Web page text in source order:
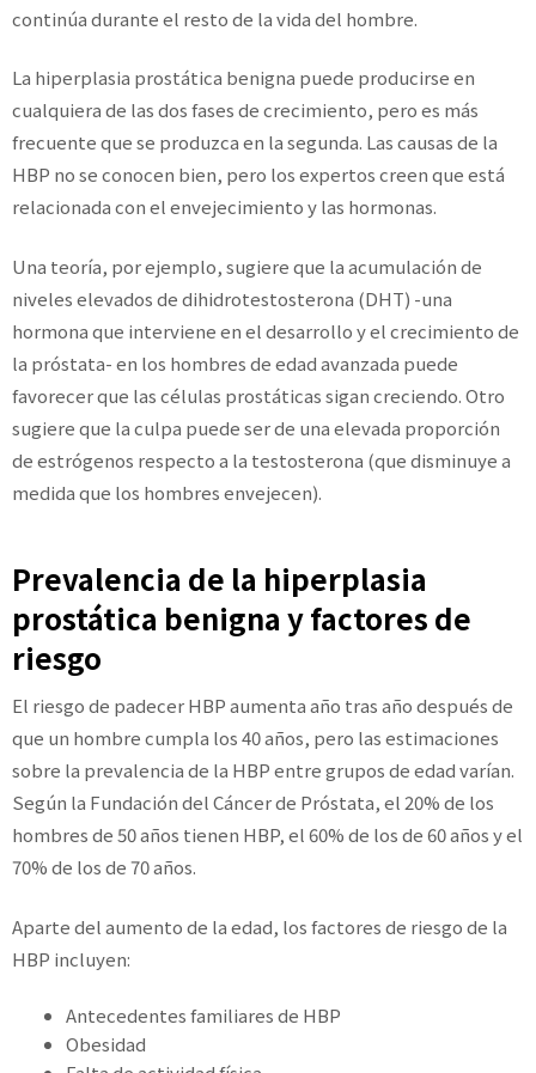
continúa durante el resto de la vida del hombre.
La hiperplasia prostática benigna puede producirse en
cualquiera de las dos fases de crecimiento, pero es más
frecuente que se produzca en la segunda. Las causas de la
HBP no se conocen bien, pero los expertos creen que está
relacionada con el envejecimiento y las hormonas.
Una teoría, por ejemplo, sugiere que la acumulación de
niveles elevados de dihidrotestosterona (DHT) -una
hormona que interviene en el desarrollo y el crecimiento de
la próstata- en los hombres de edad avanzada puede
favorecer que las células prostáticas sigan creciendo. Otro
sugiere que la culpa puede ser de una elevada proporción
de estrógenos respecto a la testosterona (que disminuye a
medida que los hombres envejecen).
Prevalencia de la hiperplasia
prostática benigna y factores de
riesgo
El riesgo de padecer HBP aumenta año tras año después de
que un hombre cumpla los 40 años, pero las estimaciones
sobre la prevalencia de la HBP entre grupos de edad varían.
Según la Fundación del Cáncer de Próstata, el 20% de los
hombres de 50 años tienen HBP, el 60% de los de 60 años y el
70% de los de 70 años.
Aparte del aumento de la edad, los factores de riesgo de la
HBP incluyen:
Antecedentes familiares de HBP
Obesidad